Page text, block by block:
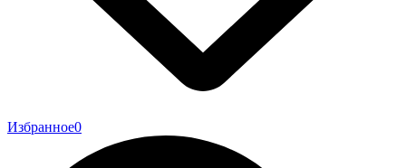
Избранное0